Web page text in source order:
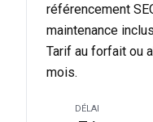
référencement
maintenance
Tarif au forfait ou
mois.
DÉLAI